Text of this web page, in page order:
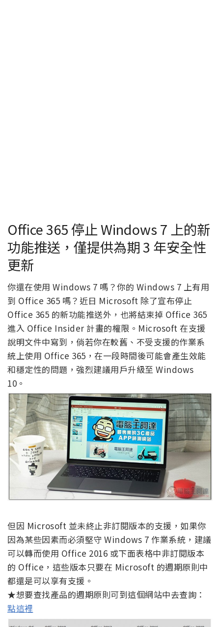
Office 365 停止 Windows 7 上的新
功能推送，僅提供為期 3 年安全性
更新
你還在使用 Windows 7 嗎？你的 Windows 7 上有用
到 Office 365 嗎？近日 Microsoft 除了宣布停止
Office 365 的新功能推送外，也將結束掉 Office 365
進入 Office Insider 計畫的權限。Microsoft 在支援
說明文件中寫到，倘若你在較舊、不受支援的作業系
統上使用 Office 365，在一段時間後可能會產生效能
和穩定性的問題，強烈建議用戶升級至 Windows
10。
但因 Microsoft 並未終止非訂閱版本的支援，如果你
因為某些因素而必須堅守 Windows 7 作業系統，建議
可以轉而使用 Office 2016 或下面表格中非訂閱版本
的 Office，這些版本只要在 Microsoft 的週期原則中
都還是可以享有支援。
★想要查找產品的週期原則可到這個網站中去查詢：
點這裡